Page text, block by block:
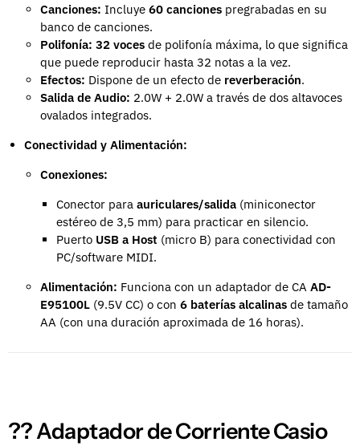
Canciones: Incluye 60 canciones pregrabadas en su
banco de canciones.
Polifonía: 32 voces de polifonía máxima, lo que significa
que puede reproducir hasta 32 notas a la vez.
Efectos: Dispone de un efecto de reverberación.
Salida de Audio: 2.0W + 2.0W a través de dos altavoces
ovalados integrados.
Conectividad y Alimentación:
Conexiones:
Conector para auriculares/salida (miniconector
estéreo de 3,5 mm) para practicar en silencio.
Puerto USB a Host (micro B) para conectividad con
PC/software MIDI.
Alimentación: Funciona con un adaptador de CA AD-
E95100L (9.5V CC) o con 6 baterías alcalinas de tamaño
AA (con una duración aproximada de 16 horas).
?? Adaptador de Corriente Casio